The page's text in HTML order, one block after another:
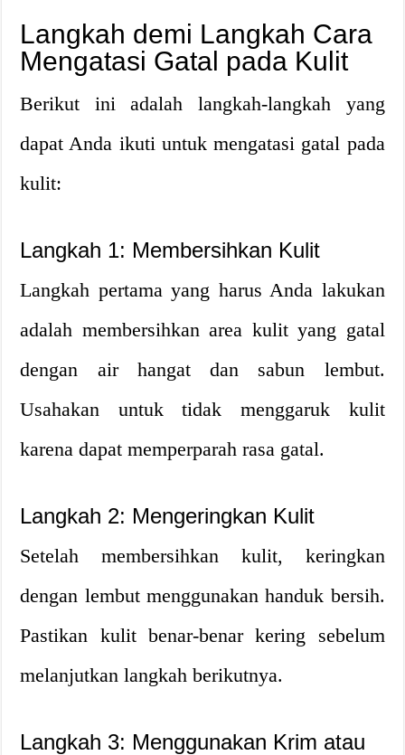
Langkah demi Langkah Cara
Mengatasi Gatal pada Kulit
Berikut ini adalah langkah-langkah yang
dapat Anda ikuti untuk mengatasi gatal pada
kulit:
Langkah 1: Membersihkan Kulit
Langkah pertama yang harus Anda lakukan
adalah membersihkan area kulit yang gatal
dengan air hangat dan sabun lembut.
Usahakan untuk tidak menggaruk kulit
karena dapat memperparah rasa gatal.
Langkah 2: Mengeringkan Kulit
Setelah membersihkan kulit, keringkan
dengan lembut menggunakan handuk bersih.
Pastikan kulit benar-benar kering sebelum
melanjutkan langkah berikutnya.
Langkah 3: Menggunakan Krim atau